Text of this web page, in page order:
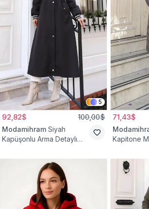
5
92,82$ 100,00$
Modamihram Siyah
Kapüşonlu Arma Detaylı
71,43$
Kapitone